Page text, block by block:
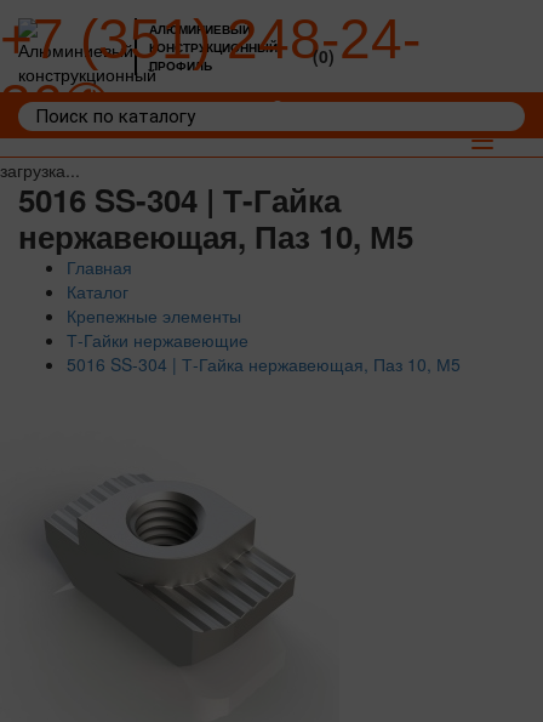
загрузка...
АЛЮМИНИЕВЫЙ
КОНСТРУКЦИОННЫЙ
ПРОФИЛЬ
+7 (351) 248-24-
36
(0)
Toggle
5016 SS-304 | Т-Гайка
нержавеющая, Паз 10, М5
Главная
Каталог
Крепежные элементы
Т-Гайки нержавеющие
5016 SS-304 | Т-Гайка нержавеющая, Паз 10, М5